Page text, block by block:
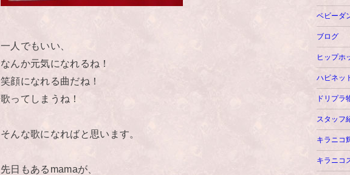
一人でもいい、
なんか元気になれるね！
笑顔になれる曲だね！
歌ってしまうね！
そんな歌になればと思います。
先日もあるmamaが、
ベビーダ
ブログ
ヒップホ
ハピネッ
ドリプラ
スタッフ
キラニコ
キラニコ